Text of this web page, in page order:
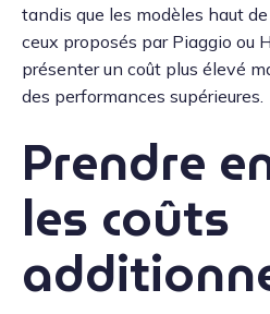
tandis que les modèles haut
ceux proposés par Piaggio ou
présenter un coût plus élevé
des performances supérieures.
Prendre
les coûts